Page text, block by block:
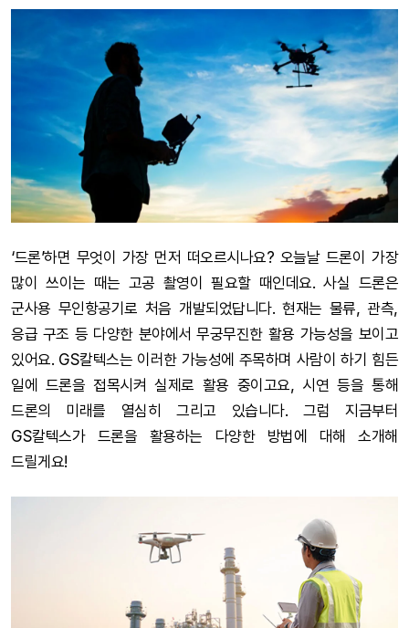
‘드론’하면 무엇이 가장 먼저 떠오르시나요? 오늘날 드론이 가장
많이 쓰이는 때는 고공 촬영이 필요할 때인데요. 사실 드론은
군사용 무인항공기로 처음 개발되었답니다. 현재는 물류, 관측,
응급 구조 등 다양한 분야에서 무궁무진한 활용 가능성을 보이고
있어요. GS칼텍스는 이러한 가능성에 주목하며 사람이 하기 힘든
일에 드론을 접목시켜 실제로 활용 중이고요, 시연 등을 통해
드론의 미래를 열심히 그리고 있습니다. 그럼 지금부터
GS칼텍스가 드론을 활용하는 다양한 방법에 대해 소개해
드릴게요!